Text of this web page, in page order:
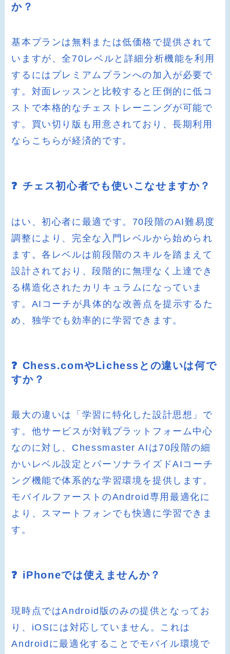
か？
基本プランは無料または低価格で提供されて
いますが、全70レベルと詳細分析機能を利用
するにはプレミアムプランへの加入が必要で
す。対面レッスンと比較すると圧倒的に低コ
ストで本格的なチェストレーニングが可能で
す。買い切り版も用意されており、長期利用
ならこちらが経済的です。
❓ チェス初心者でも使いこなせますか？
はい、初心者に最適です。70段階のAI難易度
調整により、完全な入門レベルから始められ
ます。各レベルは前段階のスキルを踏まえて
設計されており、段階的に無理なく上達でき
る構造化されたカリキュラムになっていま
す。AIコーチが具体的な改善点を提示するた
め、独学でも効率的に学習できます。
❓ Chess.comやLichessとの違いは何で
すか？
最大の違いは「学習に特化した設計思想」で
す。他サービスが対戦プラットフォーム中心
なのに対し、Chessmaster AIは70段階の細
かいレベル設定とパーソナライズドAIコーチ
ング機能で体系的な学習環境を提供します。
モバイルファーストのAndroid専用最適化に
より、スマートフォンでも快適に学習できま
す。
❓ iPhoneでは使えませんか？
現時点ではAndroid版のみの提供となってお
り、iOSには対応していません。これは
Androidに最適化することでモバイル環境で